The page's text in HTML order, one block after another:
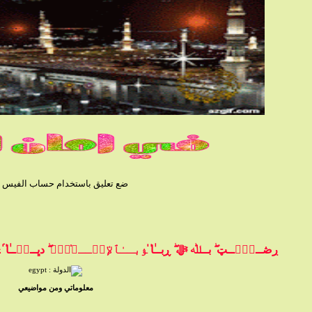
ضع تعليق باستخدام حساب الفيس بوك
ڔڞــﯧْۧــټ ۖ بــﷲ ﷻ ۖ ڕبــٰ̍ا̍ ﯣبــٰٱ̍ﻹڛۣــﻼ̍ۙمۭ
معلوماتي ومن مواضيعي